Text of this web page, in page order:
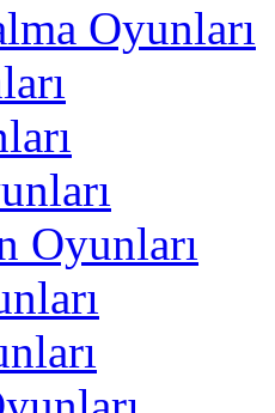
Oyunları
Oyunları